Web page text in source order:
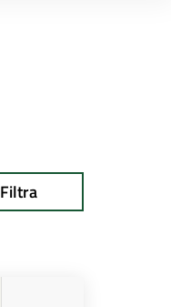
Filtra